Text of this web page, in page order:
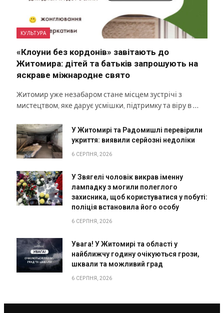
КУЛЬТУРА
«Клоуни без кордонів» завітають до
Житомира: дітей та батьків запрошують на
яскраве міжнародне свято
Житомир уже незабаром стане місцем зустрічі з
мистецтвом, яке дарує усмішки, підтримку та віру в …
У Житомирі та Радомишлі перевірили
укриття: виявили серйозні недоліки
6 СЕРПНЯ, 2026
У Звягелі чоловік викрав іменну
лампадку з могили полеглого
захисника, щоб користуватися у побуті:
поліція встановила його особу
6 СЕРПНЯ, 2026
Увага! У Житомирі та області у
найближчу годину очікуються грози,
шквали та можливий град
6 СЕРПНЯ, 2026